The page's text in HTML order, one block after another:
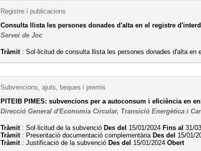
Registre i publicacions
Consulta llista les persones donades d'alta en el registre
Servei de Joc
Tràmit: Sol·licitud de consulta llista les persones donades d'alta en
Subvencions, ajuts, beques i premis
PITEIB PIMES: subvencions per a autoconsum i eficiència en
Direcció General d'Economia Circular, Transició Energètica i
Tràmit: Sol·licitud de la subvenció Des del 15/01/2024 Fins al 31/
Tràmit: Presentació documentació complementària Des del 15/01/
Tràmit: Justificació de la subvenció Des del 15/01/2024Obert